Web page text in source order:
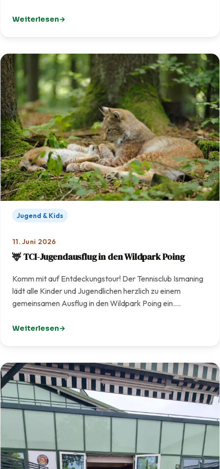
Weiterlesen
: 85. Geburtstag von Heinz Haynaly – der TCI gratuliert
Jugend & Kids
11. Juni 2026
🦌 TCI-Jugendausflug in den Wildpark Poing
Komm mit auf Entdeckungstour! Der Tennisclub Ismaning
lädt alle Kinder und Jugendlichen herzlich zu einem
gemeinsamen Ausflug in den Wildpark Poing ein.…
Weiterlesen
: 🦌 TCI-Jugendausflug in den Wildpark Poing